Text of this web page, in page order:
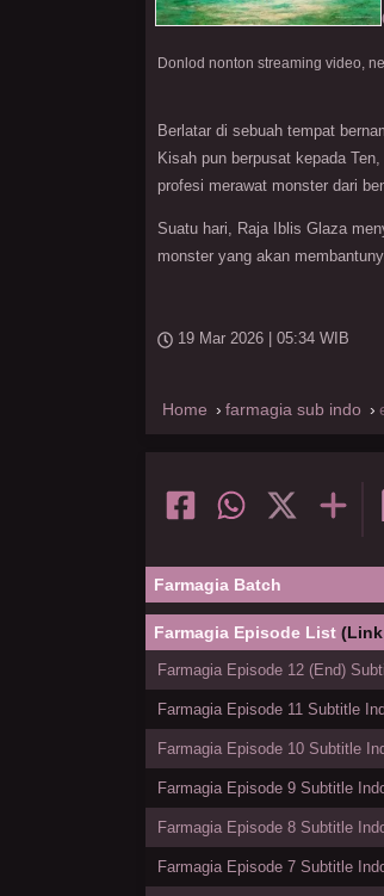
Berlatar di sebuah tempat
Kisah pun berpusat kepada
profesi merawat monster dari
Suatu hari, Raja Iblis Glaza
monster yang akan
19 Mar 2026 | 05:34 WIB
Home farmagia sub indo
Farmagia Batch
Farmagia Episode List
Farmagia Episode 12 (End)
Farmagia Episode 11 Subtitle
Farmagia Episode 10 Subtitle
Farmagia Episode 9 Subtitle
Farmagia Episode 8 Subtitle
Farmagia Episode 7 Subtitle